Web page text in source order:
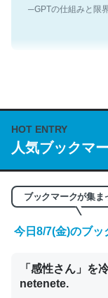
説してる記事が
https://
/064121
─GPTの仕組みと限
くらい。小説で
ど、短期記憶と
HOT ENTRY
人気ブックマ
ブックマークが集ま
今日8/7(金)のブ
「感性さん」を
netenete.